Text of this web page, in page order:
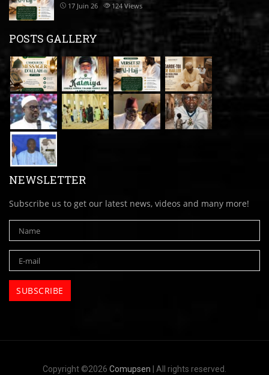
17 Juin 26 124 Views
POSTS GALLERY
NEWSLETTER
Subscribe us to get our latest news, videos and many more!
Copyright ©2026 Comupsen | All rights reserved.